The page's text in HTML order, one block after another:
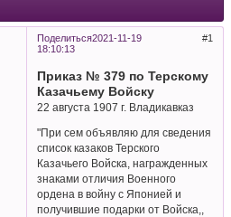
Поделиться 1
2021-11-19
18:10:13
Приказ № 379 по Терскому
Казачьему Войску
22 августа 1907 г. Владикавказ
"При сем объявляю для сведения
список казаков Терского
Казачьего Войска, награжденных
знаками отличия Военного
ордена в войну с Японией и
получившие подарки от Войска,,